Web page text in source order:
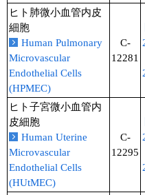
ヒト肺微小血管内皮
細胞
Human Pulmonary
Microvascular
Endothelial Cells
(HPMEC)
C-
12281
ヒト子宮微小血管内
皮細胞
Human Uterine
Microvascular
Endothelial Cells
(HUtMEC)
C-
12295